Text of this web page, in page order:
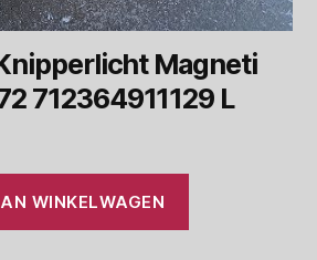
Magneti
712364911129 L
WINKELWAGEN